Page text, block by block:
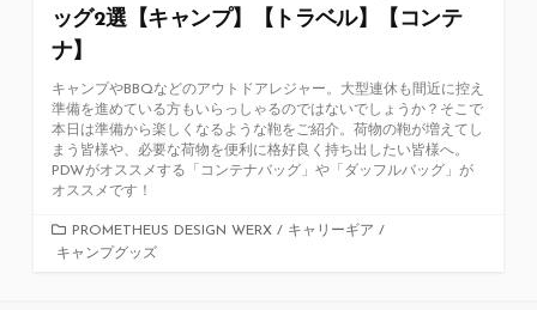
ッグ2選【キャンプ】【トラベル】【コンテ
ナ】
キャンプやBBQなどのアウトドアレジャー。大型連休も間近に控え
準備を進めている方もいらっしゃるのではないでしょうか？そこで
本日は準備から楽しくなるような鞄をご紹介。荷物の鞄が増えてし
まう皆様や、必要な荷物を便利に格好良く持ち出したい皆様へ。
PDWがオススメする「コンテナバッグ」や「ダッフルバッグ」が
オススメです！
カ
テ
PROMETHEUS DESIGN WERX / キャリーギア /
キャンプグッズ